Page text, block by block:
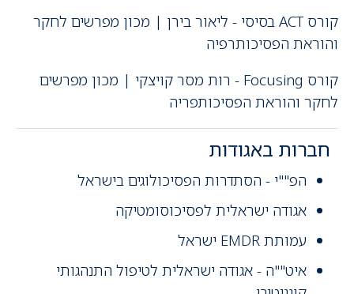
קורס ACT בסיסי - ליאור בירן | מכון מפרשים לחקר
והוראת הפסיכותרפיה
קורס Focusing - רות מסר קויצקי | מכון מפרשים
לחקר והוראת הפסיכותפריה
חברות באגודות
הפ""י - הסתדרות הפסיכולוגים בישראל
אגודה ישראלית לפסיכוסומטיקה
עמותת EMDR ישראל
איט""ה - אגודה ישראלית לטיפול התנהגותי